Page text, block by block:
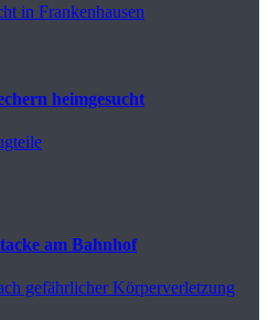
in Frankenhausen
heimgesucht
am Bahnhof
gefährlicher Körperverletzung